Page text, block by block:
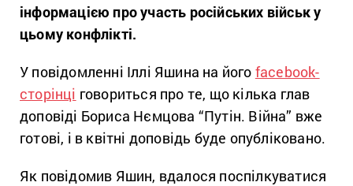
інформацією про участь російських військ у
цьому конфлікті.
У повідомленні Іллі Яшина на його facebook-
сторінці говориться про те, що кілька глав
доповіді Бориса Нємцова “Путін. Війна” вже
готові, і в квітні доповідь буде опубліковано.
Як повідомив Яшин, вдалося поспілкуватися